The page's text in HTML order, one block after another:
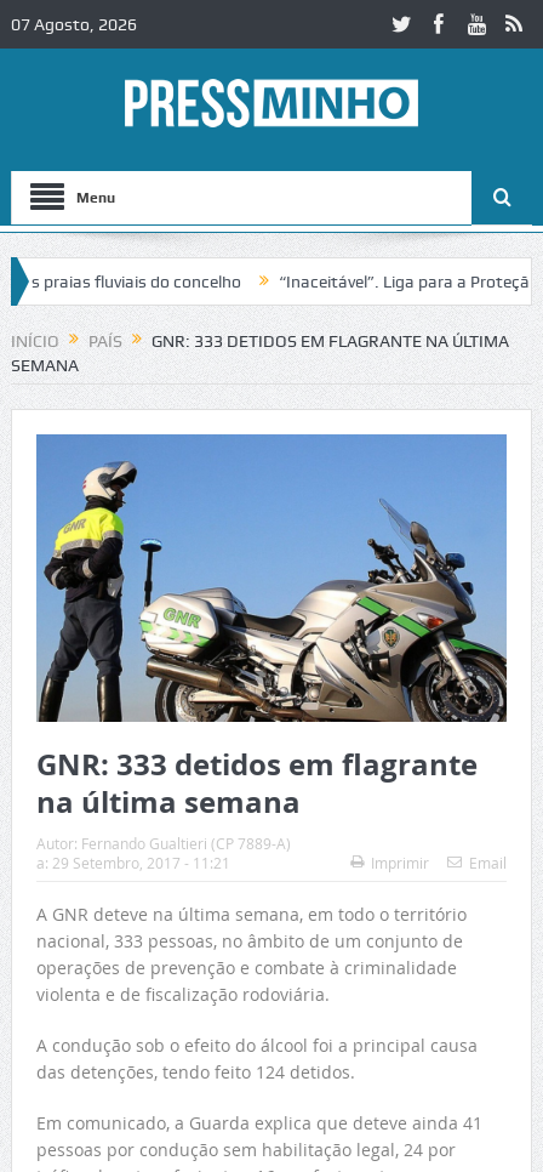
07 Agosto, 2026
Menu
fluviais do concelho “Inaceitável”. Liga para a Proteção da
INÍCIO PAÍS
GNR: 333 DETIDOS EM FLAGRANTE NA ÚLTIMA
SEMANA
GNR: 333 detidos em flagrante
na última semana
Autor: Fernando Gualtieri (CP 7889-A)
a: 29 Setembro, 2017 - 11:21 Imprimir Email
A GNR deteve na última semana, em todo o território
nacional, 333 pessoas, no âmbito de um conjunto de
operações de prevenção e combate à criminalidade
violenta e de fiscalização rodoviária.
A condução sob o efeito do álcool foi a principal causa
das detenções, tendo feito 124 detidos.
Em comunicado, a Guarda explica que deteve ainda 41
pessoas por condução sem habilitação legal, 24 por